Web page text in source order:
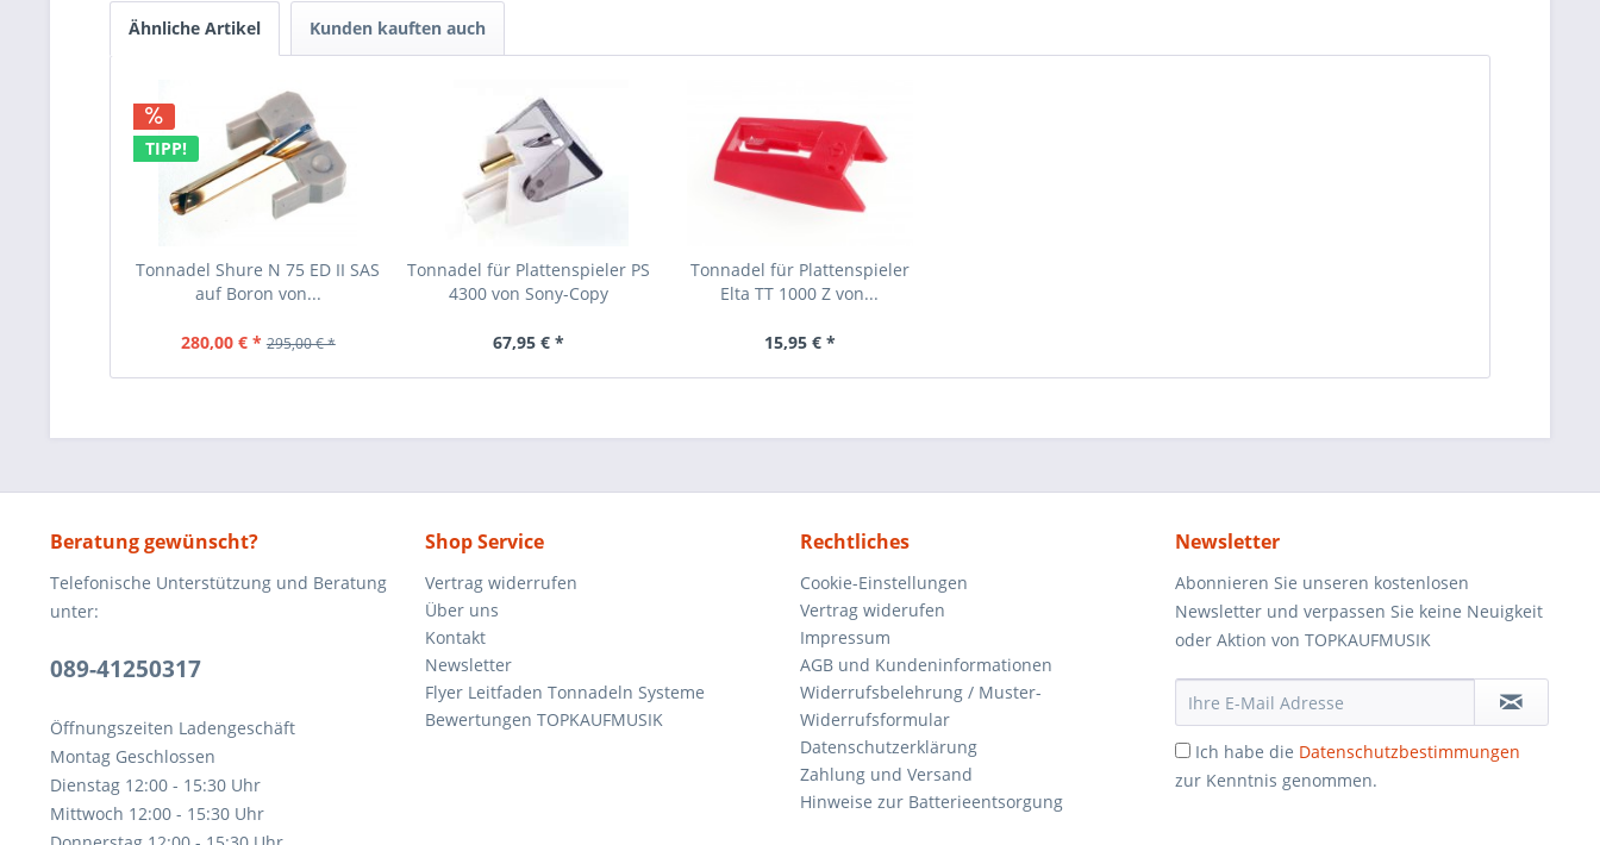
Ähnliche Artikel Kunden kauften auch
TIPP!
Tonnadel Shure N 75 ED II SAS
auf Boron von...
280,00 € * 295,00 € *
Tonnadel für Plattenspieler PS
4300 von Sony-Copy
67,95 € *
Tonnadel für Plattenspieler
Elta TT 1000 Z von...
15,95 € *
Beratung gewünscht?
Telefonische Unterstützung und Beratung
unter:
089-41250317
Öffnungszeiten Ladengeschäft
Montag Geschlossen
Dienstag 12:00 - 15:30 Uhr
Mittwoch 12:00 - 15:30 Uhr
Shop Service
Vertrag widerrufen
Über uns
Kontakt
Newsletter
Flyer Leitfaden Tonnadeln Systeme
Bewertungen TOPKAUFMUSIK
Rechtliches
Cookie-Einstellungen
Vertrag widerufen
Impressum
AGB und Kundeninformationen
Widerrufsbelehrung / Muster-
Widerrufsformular
Datenschutzerklärung
Zahlung und Versand
Hinweise zur Batterieentsorgung
Newsletter
Abonnieren Sie unseren kostenlosen
Newsletter und verpassen Sie keine Neuigkeit
oder Aktion von TOPKAUFMUSIK
Ich habe die Datenschutzbestimmungen
zur Kenntnis genommen.